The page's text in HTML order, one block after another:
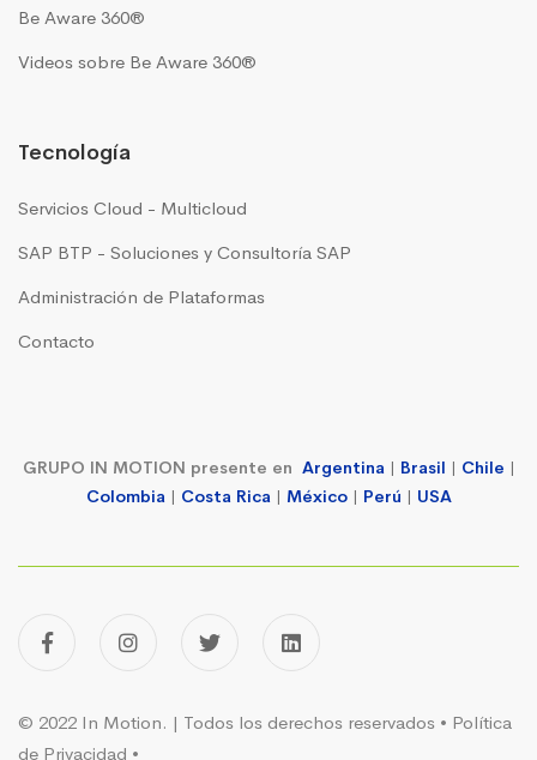
Be Aware 360®
Videos sobre Be Aware 360®
Tecnología
Servicios Cloud - Multicloud
SAP BTP - Soluciones y Consultoría SAP
Administración de Plataformas
Contacto
GRUPO IN MOTION presente en Argentina | Brasil | Chile |
Colombia | Costa Rica | México | Perú | USA
© 2022 In Motion. | Todos los derechos reservados • Política
de Privacidad •